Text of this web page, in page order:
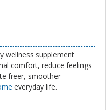
wellness supplement
comfort, reduce feelings
freer, smoother
everyday life.